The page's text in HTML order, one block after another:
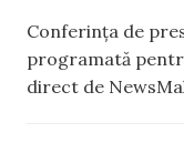
Conferința de
programată
direct de